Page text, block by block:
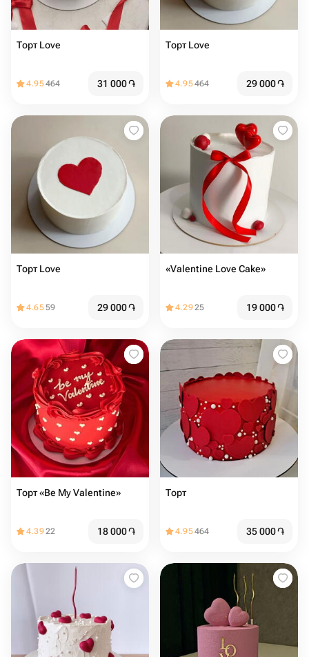
Торт Love ️️️️
4.95464 31 000֏
Торт Love ️️️
4.95464 29 000֏
Торт Love ️ ️️
4.6559 29 000֏
«Valentine Love Cake»
4.2925 19 000֏
Торт «Be My Valentine»
4.3922 18 000֏
Торт ️️️
4.95464 35 000֏